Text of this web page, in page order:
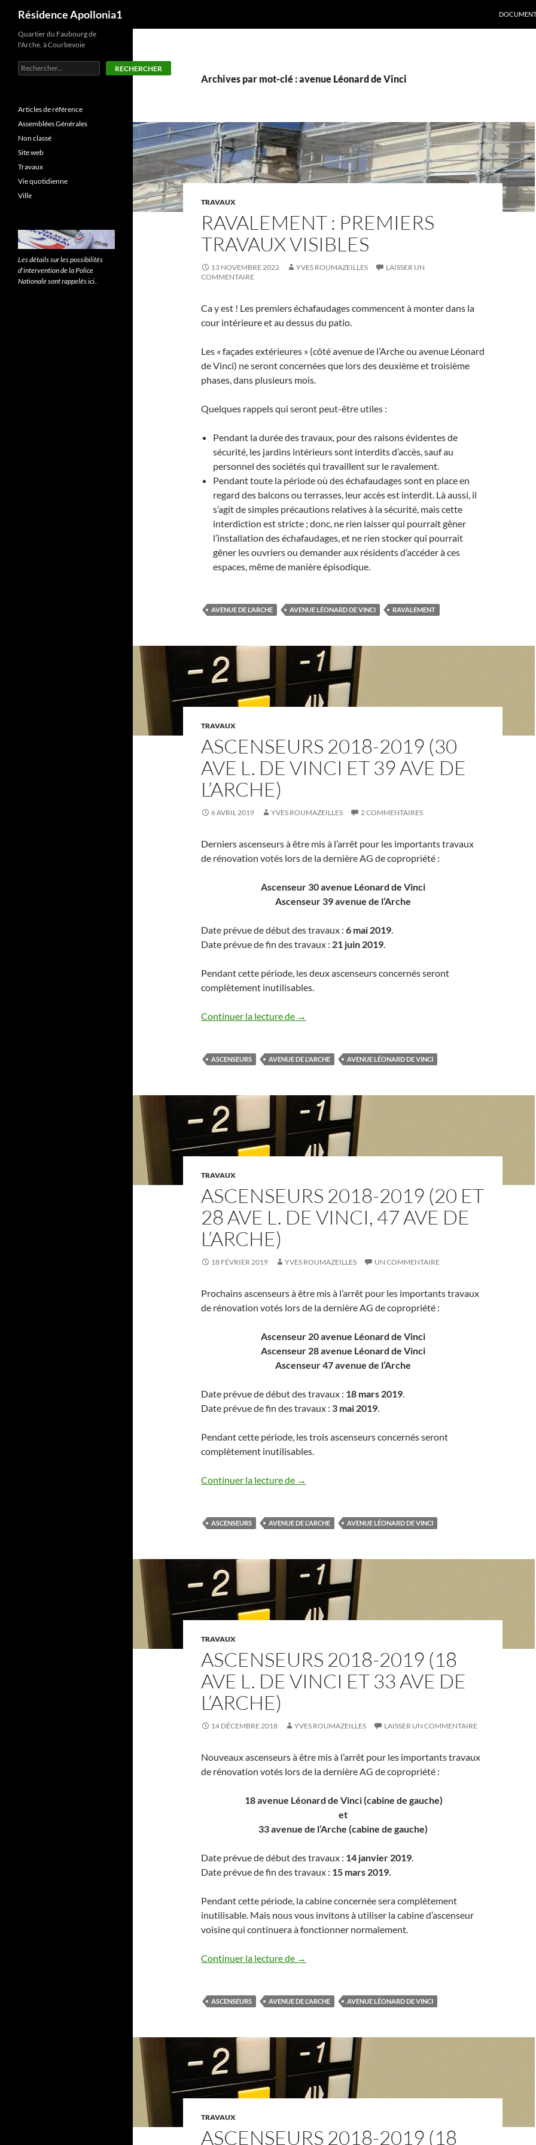
Aller
contenu
Résidence Apollonia1
Archives par mot-clé : avenue Léonard de Vinci
TRAVAUX
RAVALEMENT : PREMIERS
TRAVAUX VISIBLES
13 NOVEMBRE 2022 YVES ROUMAZEILLES
LAISSER UN
COMMENTAIRE
Ca y est ! Les premiers échafaudages commencent à monter dans la
cour intérieure et au dessus du patio.
Les « façades extérieures » (côté avenue de l’Arche ou avenue Léonard
de Vinci) ne seront concernées que lors des deuxième et troisième
phases, dans plusieurs mois.
Quelques rappels qui seront peut-être utiles :
Pendant la durée des travaux, pour des raisons évidentes de
sécurité, les jardins intérieurs sont interdits d’accès, sauf au
personnel des sociétés qui travaillent sur le ravalement.
Pendant toute la période où des échafaudages sont en place en
regard des balcons ou terrasses, leur accès est interdit. Là aussi, il
s’agit de simples précautions relatives à la sécurité, mais cette
interdiction est stricte ; donc, ne rien laisser qui pourrait gêner
l’installation des échafaudages, et ne rien stocker qui pourrait
gêner les ouvriers ou demander aux résidents d’accéder à ces
espaces, même de manière épisodique.
AVENUE DE L'ARCHE AVENUE LÉONARD DE VINCI RAVALEMENT
TRAVAUX
ASCENSEURS 2018-2019 (30
AVE L. DE VINCI ET 39 AVE DE
L’ARCHE)
6 AVRIL 2019 YVES ROUMAZEILLES 2 COMMENTAIRES
Derniers ascenseurs à être mis à l’arrêt pour les importants travaux
de rénovation votés lors de la dernière AG de copropriété :
Ascenseur 30 avenue Léonard de Vinci
Ascenseur 39 avenue de l’Arche
Date prévue de début des travaux : 6 mai 2019.
Date prévue de fin des travaux : 21 juin 2019.
Pendant cette période, les deux ascenseurs concernés seront
complètement inutilisables.
Continuer la lecture de Ascenseurs 2018-2019 (30 ave L. de Vinci et 39 ave de
→
ASCENSEURS AVENUE DE L'ARCHE AVENUE LÉONARD DE VINCI
TRAVAUX
ASCENSEURS 2018-2019 (20 ET
28 AVE L. DE VINCI, 47 AVE DE
L’ARCHE)
18 FÉVRIER 2019 YVES ROUMAZEILLES UN COMMENTAIRE
Prochains ascenseurs à être mis à l’arrêt pour les importants travaux
de rénovation votés lors de la dernière AG de copropriété :
Ascenseur 20 avenue Léonard de Vinci
Ascenseur 28 avenue Léonard de Vinci
Ascenseur 47 avenue de l’Arche
Date prévue de début des travaux : 18 mars 2019.
Date prévue de fin des travaux : 3 mai 2019.
Pendant cette période, les trois ascenseurs concernés seront
complètement inutilisables.
Continuer la lecture de Ascenseurs 2018-2019 (20 et 28 ave L. de Vinci, 47 ave de
→
ASCENSEURS AVENUE DE L'ARCHE AVENUE LÉONARD DE VINCI
TRAVAUX
ASCENSEURS 2018-2019 (18
AVE L. DE VINCI ET 33 AVE DE
L’ARCHE)
14 DÉCEMBRE 2018 YVES ROUMAZEILLES LAISSER UN COMMENTAIRE
Nouveaux ascenseurs à être mis à l’arrêt pour les importants travaux
de rénovation votés lors de la dernière AG de copropriété :
18 avenue Léonard de Vinci (cabine de gauche)
et
33 avenue de l’Arche (cabine de gauche)
Date prévue de début des travaux : 14 janvier 2019.
Date prévue de fin des travaux : 15 mars 2019.
Pendant cette période, la cabine concernée sera complètement
inutilisable. Mais nous vous invitons à utiliser la cabine d’ascenseur
voisine qui continuera à fonctionner normalement.
Continuer la lecture de Ascenseurs 2018-2019 (18 ave L. de Vinci et 33 ave de
→
ASCENSEURS AVENUE DE L'ARCHE AVENUE LÉONARD DE VINCI
TRAVAUX
ASCENSEURS 2018-2019 (18
Quartier du Faubourg de
l'Arche, à Courbevoie
Rechercher RECHERCHER
Articles de référence
Assemblées Générales
Non classé
Site web
Travaux
Vie quotidienne
Ville
Les détails sur les possibilités
d'intervention de la Police
Nationale sont rappelés ici..